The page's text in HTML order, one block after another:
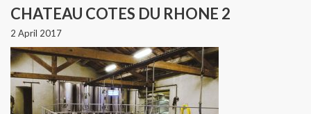
CHATEAU COTES DU RHONE 2
2 April 2017